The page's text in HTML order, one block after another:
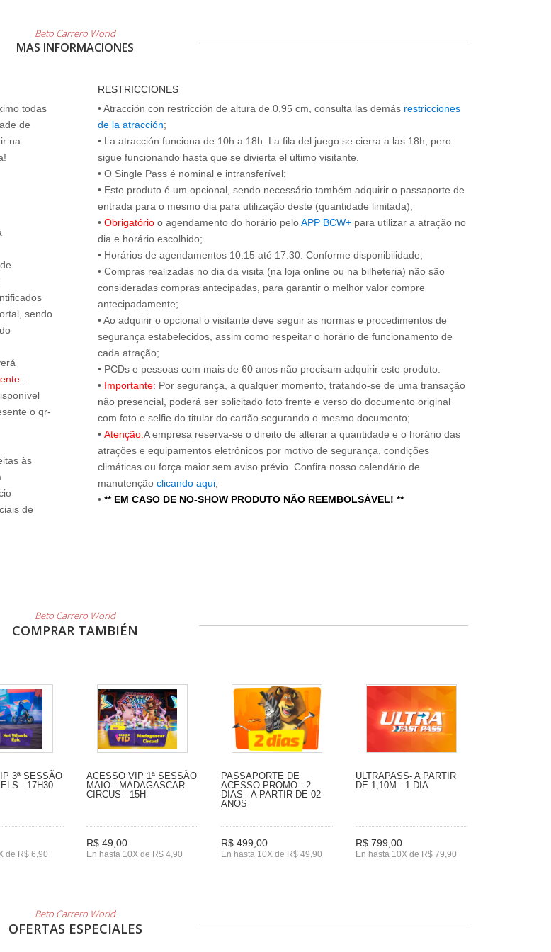
Beto Carrero World
MAS INFORMACIONES
todas
de
na
sendo
o qr-
às
de
RESTRICCIONES
• Atracción con restricción de altura de 0,95 cm, consulta las demás restricciones
de la atracción;
• La atracción funciona de 10h a 18h. La fila del juego se cierra a las 18h, pero
sigue funcionando hasta que se divierta el último visitante.
• O Single Pass é nominal e intransferível;
• Este produto é um opcional, sendo necessário também adquirir o passaporte de
entrada para o mesmo dia para utilização deste (quantidade limitada);
• Obrigatório o agendamento do horário peloAPP BCW+ para utilizar a atração no
dia e horário escolhido;
• Horários de agendamentos 10:15 até 17:30. Conforme disponibilidade;
• Compras realizadas no dia da visita (na loja online ou na bilheteria) não são
consideradas compras antecipadas, para garantir o melhor valor compre
antecipadamente;
• Ao adquirir o opcional o visitante deve seguir as normas e procedimentos de
segurança estabelecidos, assim como respeitar o horário de funcionamento de
cada atração;
• PCDs e pessoas com mais de 60 anos não precisam adquirir este produto.
• Importante: Por segurança, a qualquer momento, tratando-se de uma transação
não presencial, poderá ser solicitado foto frente e verso do documento original
com foto e selfie do titular do cartão segurando o mesmo documento;
• Atenção:A empresa reserva-se o direito de alterar a quantidade e o horário das
atrações e equipamentos eletrônicos por motivo de segurança, condições
climáticas ou força maior sem aviso prévio. Confira nosso calendário de
manutenção clicando aqui;
• ** EM CASO DE NO-SHOW PRODUTO NÃO REEMBOLSÁVEL! **
Beto Carrero World
COMPRAR TAMBIÉN
3ª SESSÃO
- 17H30
de R$ 6,90
ACESSO VIP 1ª SESSÃO
MAIO - MADAGASCAR
CIRCUS - 15H
R$ 49,00
En hasta 10X de R$ 4,90
PASSAPORTE DE
ACESSO PROMO - 2
DIAS - A PARTIR DE 02
ANOS
R$ 499,00
En hasta 10X de R$ 49,90
ULTRAPASS- A PARTIR
DE 1,10M - 1 DIA
R$ 799,00
En hasta 10X de R$ 79,90
Beto Carrero World
OFERTAS ESPECIALES